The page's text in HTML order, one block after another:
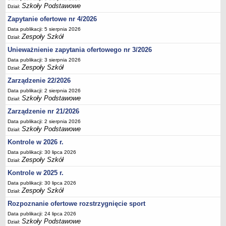
Zespół Poradni
BIURO FINANSÓW OŚWIATY
Dane podstawowe
Statut
Majątek
Godziny dyżurów
Ogłoszenia
Zarządzenia
Rejestry, ewidencje, archiwa
Kontrole
PONOWNE WYKORZYSTYWANIE
Sprawozdania
Deklaracja dostępności
DEKLARACJA DOSTĘPNOŚCI
OŚWIADCZENIA MAJĄTKOWE
PONOWNE WYKORZYSTYWANIE
UDOSTĘPNIANIE INFORMACJI PUBLICZNEJ
OCHRONA DANYCH OSOBOWYCH
Dział:Szkoły Podstawowe
Zapytanie ofertowe nr 4/2026
Data publikacji: 5 sierpnia 2026
Dział:Zespoły Szkół
Unieważnienie zapytania ofertowego nr 3/2026
Data publikacji: 3 sierpnia 2026
Dział:Zespoły Szkół
Zarządzenie 22/2026
Data publikacji: 2 sierpnia 2026
Dział:Szkoły Podstawowe
Zarządzenie nr 21/2026
Data publikacji: 2 sierpnia 2026
Dział:Szkoły Podstawowe
Kontrole w 2026 r.
Data publikacji: 30 lipca 2026
Dział:Zespoły Szkół
Kontrole w 2025 r.
Data publikacji: 30 lipca 2026
Dział:Zespoły Szkół
Rozpoznanie ofertowe rozstrzygnięcie sport
Data publikacji: 24 lipca 2026
Dział:Szkoły Podstawowe